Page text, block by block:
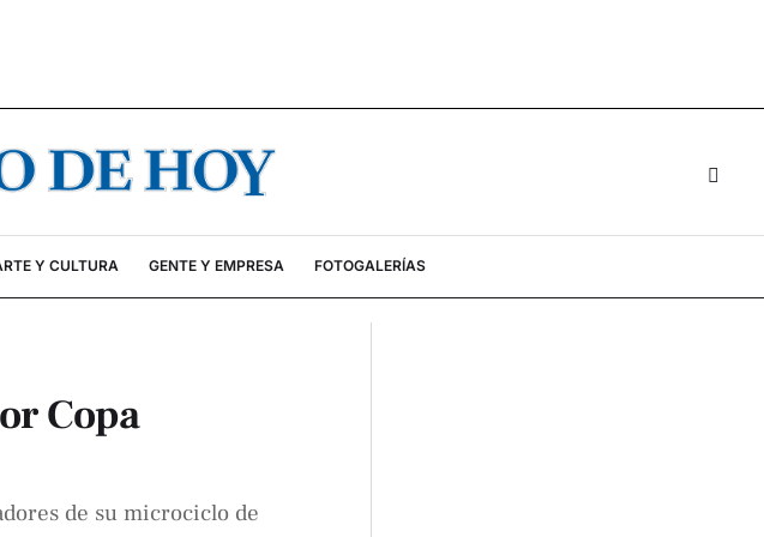
Y CULTURA GENTE Y EMPRESA FOTOGALERÍAS
Copa
de su microciclo de